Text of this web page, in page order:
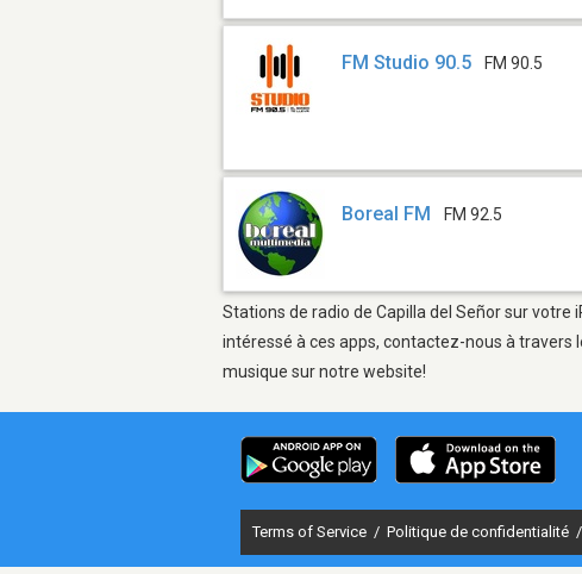
FM Studio 90.5 FM 90.5
Boreal FM FM 92.5
Stations de radio de Capilla del Señor sur votre
intéressé à ces apps, contactez-nous à travers
musique sur notre website!
Terms of Service / Politique de confidentialité /